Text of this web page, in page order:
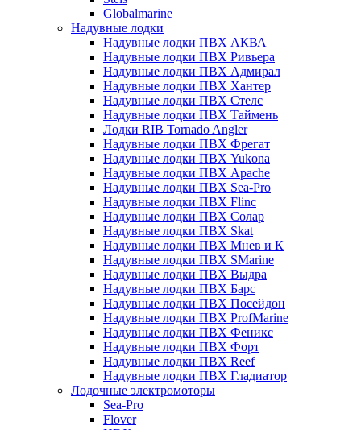
Globalmarine
Надувные лодки
Надувные лодки ПВХ АКВА
Надувные лодки ПВХ Ривьера
Надувные лодки ПВХ Адмирал
Надувные лодки ПВХ Хантер
Надувные лодки ПВХ Стелс
Надувные лодки ПВХ Таймень
Лодки RIB Tornado Angler
Надувные лодки ПВХ Фрегат
Надувные лодки ПВХ Yukona
Надувные лодки ПВХ Apache
Надувные лодки ПВХ Sea-Pro
Надувные лодки ПВХ Flinc
Надувные лодки ПВХ Солар
Надувные лодки ПВХ Skat
Надувные лодки ПВХ Мнев и К
Надувные лодки ПВХ SMarine
Надувные лодки ПВХ Выдра
Надувные лодки ПВХ Барс
Надувные лодки ПВХ Посейдон
Надувные лодки ПВХ ProfMarine
Надувные лодки ПВХ Феникс
Надувные лодки ПВХ Форт
Надувные лодки ПВХ Reef
Надувные лодки ПВХ Гладиатор
Лодочные электромоторы
Sea-Pro
Flover